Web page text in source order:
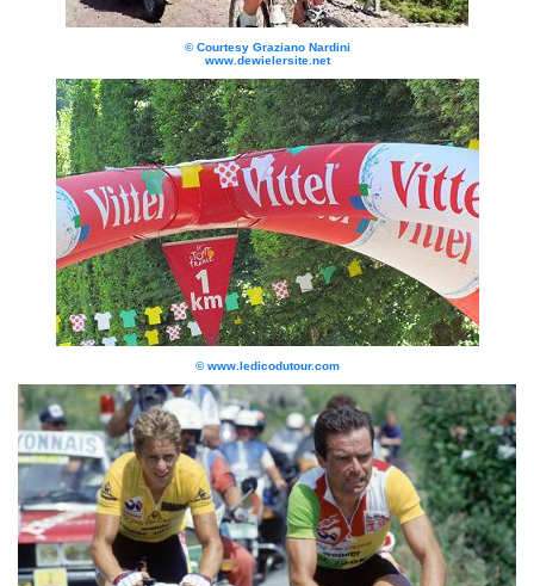
© Courtesy Graziano Nardini
www.dewielersite.net
© www.ledicodutour.com